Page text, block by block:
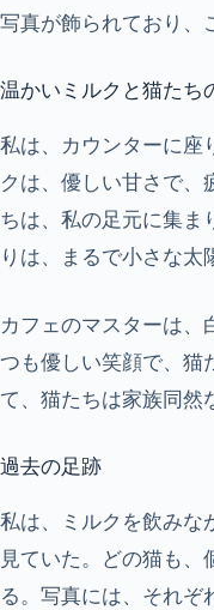
写真が飾られており、
温かいミルクと猫たち
私は、カウンターに座
クは、優しい甘さで、
ちは、私の足元に集ま
りは、まるで小さな太
カフェのマスターは、
つも優しい笑顔で、猫
て、猫たちは家族同然
過去の足跡
私は、ミルクを飲みな
見ていた。どの猫も、
る。写真には、それぞ